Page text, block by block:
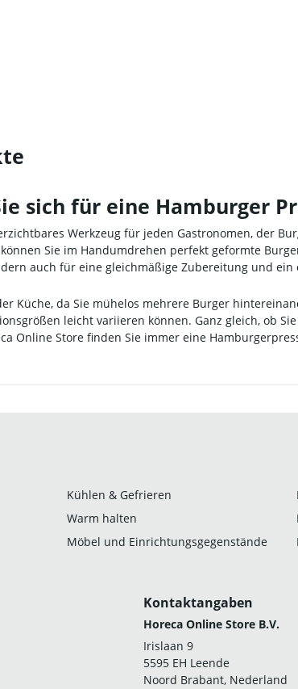
sich für eine Hamburger
Werkzeug für jeden Gastronomen, der
Sie im Handumdrehen perfekt geformte
auch für eine gleichmäßige Zubereitung und ein
Küche, da Sie mühelos mehrere Burger
leicht variieren können. Ganz gleich, ob
Online Store finden Sie immer eine
Kühlen & Gefrieren
Warm halten
Möbel und Einrichtungsgegenstände
Kontaktangaben
Horeca Online Store B.V.
Irislaan 9
5595 EH Leende
Noord Brabant, Nederland